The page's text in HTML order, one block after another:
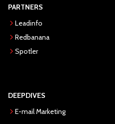
PARTNERS
Leadinfo
Redbanana
Spotler
DEEPDIVES
E-mail Marketing